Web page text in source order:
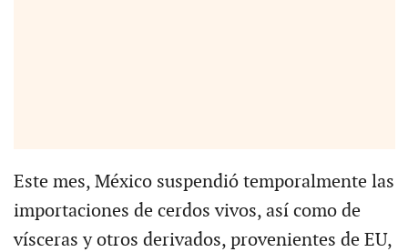
Este mes, México suspendió temporalmente las
importaciones de cerdos vivos, así como de
vísceras y otros derivados, provenientes de EU,